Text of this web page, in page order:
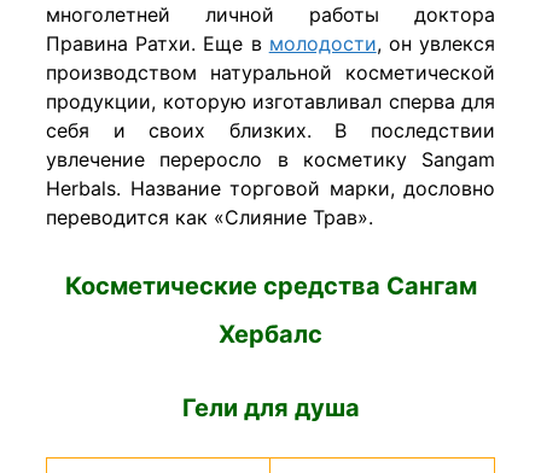
многолетней личной работы доктора
Правина Ратхи. Еще в молодости, он увлекся
производством натуральной косметической
продукции, которую изготавливал сперва для
себя и своих близких. В последствии
увлечение переросло в косметику Sangam
Herbals. Название торговой марки, дословно
переводится как «Слияние Трав».
Косметические средства Сангам
Хербалс
Гели для душа